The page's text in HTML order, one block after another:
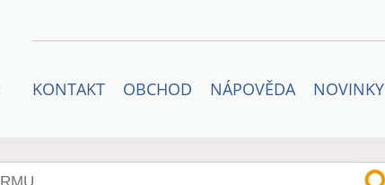
KONTAKT OBCHOD NÁPOVĚDA NOVINKY